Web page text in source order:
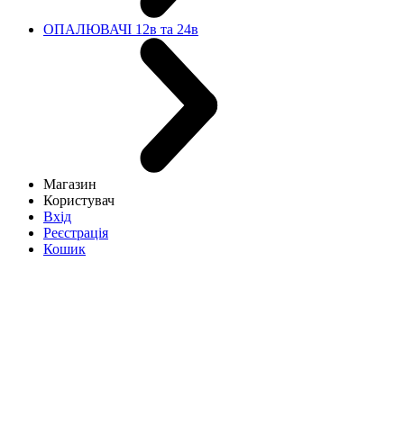
ОПАЛЮВАЧІ 12в та 24в
Магазин
Користувач
Вхід
Реєстрація
Кошик